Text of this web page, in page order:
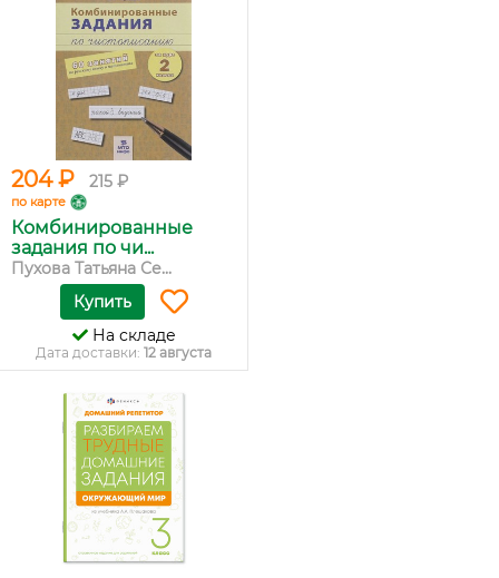
204 ₽ 215 ₽
по карте
Комбинированные
задания по чи...
Пухова Татьяна Се...
Купить
На складе
Дата доставки: 12 августа